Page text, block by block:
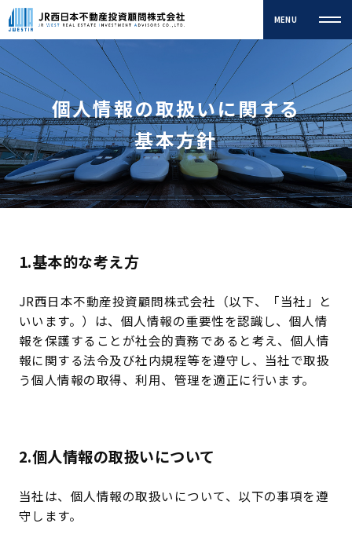
MENU
ご挨拶
Message
企業理念
Corporate Philosophy
行動指針
Behavioral Guidelines
会社概要
Company Profile
組織図
お問合せ
ご利用上の注意
反社会的勢力に対する基本方針
お客様本位の業務運営に対する基本方針
個人情報の取扱いに関する
基本方針
1.基本的な考え方
JR西日本不動産投資顧問株式会社（以下、「当社」と
いいます。）は、個人情報の重要性を認識し、個人情
報を保護することが社会的責務であると考え、個人情
報に関する法令及び社内規程等を遵守し、当社で取扱
う個人情報の取得、利用、管理を適正に行います。
2.個人情報の取扱いについて
当社は、個人情報の取扱いについて、以下の事項を遵
守します。